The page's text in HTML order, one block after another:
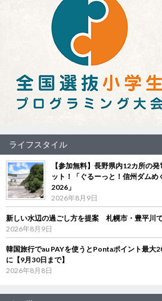
ライフスタイル
【参加無料】長野県内12カ所の
ット！「ぐるーっと！信州ダム
2026」
2026年8月9日
新しい水辺の過ごし方を提案 札幌市・豊平川
2026年8月9日
韓国旅行でau PAYを使うとPontaポイント最大
に【9月30日まで】
2026年8月8日